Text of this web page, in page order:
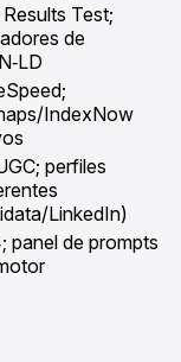
Test;
de
IndexNow
perfiles
LinkedIn)
panel de prompts